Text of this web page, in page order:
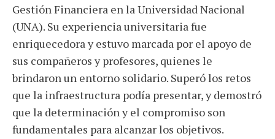
Gestión Financiera en la Universidad Nacional
(UNA). Su experiencia universitaria fue
enriquecedora y estuvo marcada por el apoyo de
sus compañeros y profesores, quienes le
brindaron un entorno solidario. Superó los retos
que la infraestructura podía presentar, y demostró
que la determinación y el compromiso son
fundamentales para alcanzar los objetivos.